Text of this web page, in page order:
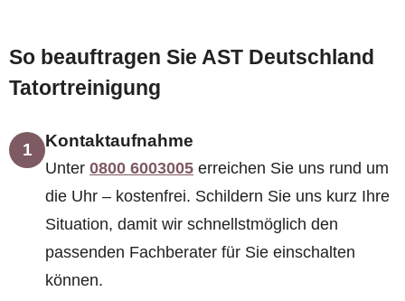
So beauftragen Sie AST Deutschland
Tatortreinigung
1 Kontaktaufnahme
Unter 0800 6003005 erreichen Sie uns rund um
die Uhr – kostenfrei. Schildern Sie uns kurz Ihre
Situation, damit wir schnellstmöglich den
passenden Fachberater für Sie einschalten
können.